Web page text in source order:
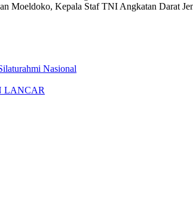
Kepala Staf TNI Angkatan Darat
Nasional
LANCAR